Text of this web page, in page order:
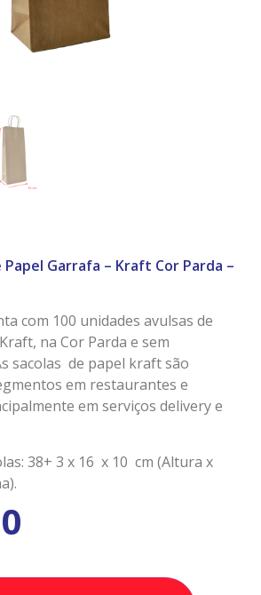
Papel Garrafa – Kraft Cor Parda –
com 100 unidades avulsas de
na Cor Parda e sem
sacolas de papel kraft são
em restaurantes e
em serviços delivery e
38+ 3 x 16 x 10 cm (Altura x